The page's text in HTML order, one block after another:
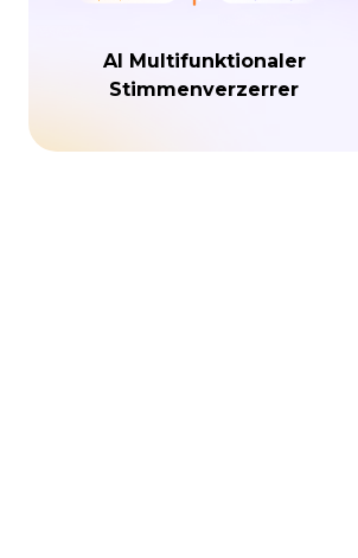
AI Multifunktionaler
Stimmenverzerrer